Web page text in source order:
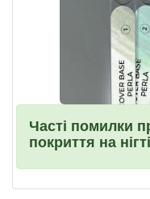
Часті помилки
покриття на нігті